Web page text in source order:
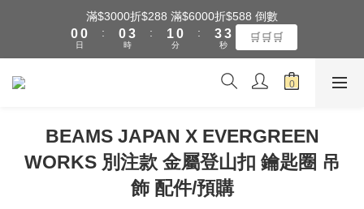
全館滿$3000享『超商』免運費
滿$3000折$288 滿$6000折$588 倒數
0
1
0
日
:
1
0
4
3
2
時
:
2
1
0
1
0
分
:
4
3
2
3
2
1
秒
🛒🛒🛒
全館滿$3000享『超商』免運費
BEAMS JAPAN X EVERGREEN
WORKS 別注款 金屬登山扣 鑰匙圈 吊
飾 配件/預購